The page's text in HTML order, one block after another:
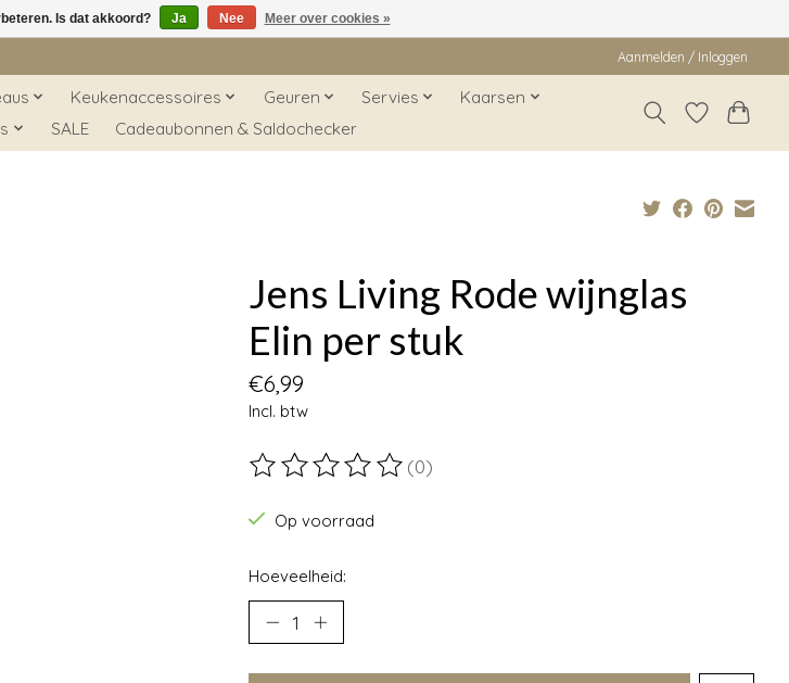
Aanmelden / Inloggen
Keukenaccessoires Geuren Servies
Kaarsen
SALE Cadeaubonnen & Saldochecker
Jens Living Rode wijnglas
Elin per stuk
€6,99
Incl. btw
De beoordeling van dit product is
(0)
Op voorraad
Hoeveelheid:
Is dat akkoord? Ja Nee Meer over cookies »